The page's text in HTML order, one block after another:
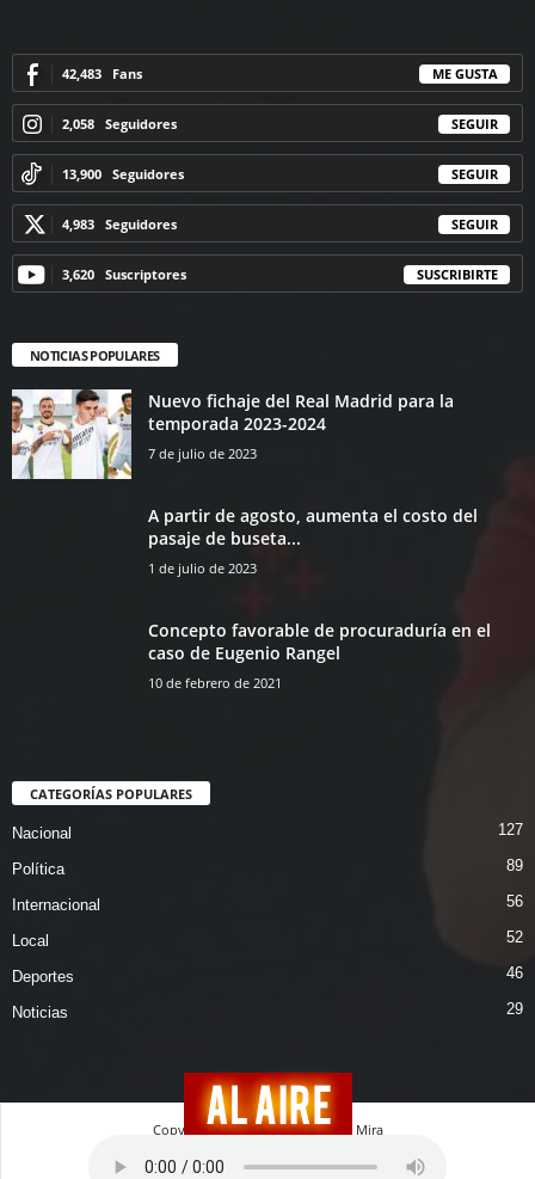
42,483 Fans ME GUSTA
2,058 Seguidores SEGUIR
13,900 Seguidores SEGUIR
4,983 Seguidores SEGUIR
3,620 Suscriptores SUSCRIBIRTE
NOTICIAS POPULARES
Nuevo fichaje del Real Madrid para la
temporada 2023-2024
7 de julio de 2023
A partir de agosto, aumenta el costo del
pasaje de buseta...
1 de julio de 2023
Concepto favorable de procuraduría en el
caso de Eugenio Rangel
10 de febrero de 2021
CATEGORÍAS POPULARES
Nacional 127
Política 89
Internacional 56
Local 52
Deportes 46
Noticias 29
Copyright © 2026 Magazin En La Mira